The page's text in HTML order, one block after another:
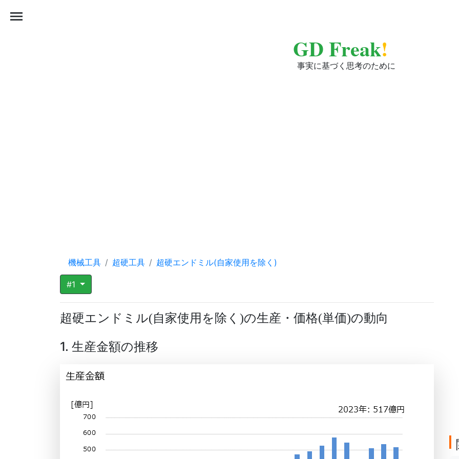
GD Freak!
事実に基づく思考のために
menu
機械工具 超硬工具 超硬エンドミル(自家使用を除く)
#1
超硬エンドミル(自家使用を除く )の生産・価格(単価)の動向
1. 生産金額の推移